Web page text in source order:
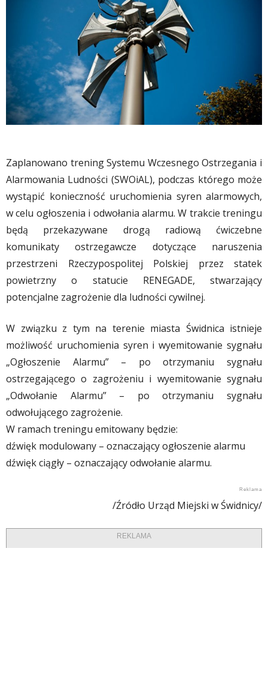
Zaplanowano trening Systemu Wczesnego Ostrzegania i
Alarmowania Ludności (SWOiAL), podczas którego może
wystąpić konieczność uruchomienia syren alarmowych,
w celu ogłoszenia i odwołania alarmu. W trakcie treningu
będą przekazywane drogą radiową ćwiczebne
komunikaty ostrzegawcze dotyczące naruszenia
przestrzeni Rzeczypospolitej Polskiej przez statek
powietrzny o statucie RENEGADE, stwarzający
potencjalne zagrożenie dla ludności cywilnej.
W związku z tym na terenie miasta Świdnica istnieje
możliwość uruchomienia syren i wyemitowanie sygnału
„Ogłoszenie Alarmu” – po otrzymaniu sygnału
ostrzegającego o zagrożeniu i wyemitowanie sygnału
„Odwołanie Alarmu” – po otrzymaniu sygnału
odwołującego zagrożenie.
W ramach treningu emitowany będzie:
dźwięk modulowany – oznaczający ogłoszenie alarmu
dźwięk ciągły – oznaczający odwołanie alarmu.
/Źródło Urząd Miejski w Świdnicy/
REKLAMA